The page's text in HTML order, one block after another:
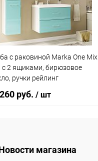
В избранное Под заказ
с раковиной Marka One Mix
с 2 ящиками, бирюзовое
ручки рейлинг
руб. / шт
магазина